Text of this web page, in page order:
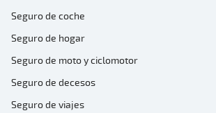
Seguro de coche
Seguro de hogar
Seguro de moto y ciclomotor
Seguro de decesos
Seguro de viajes